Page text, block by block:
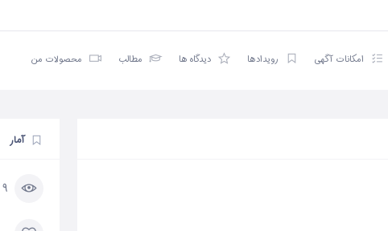
امکانات آگهی رویدادها دیدگاه ها مطالب محصولات من
آمار
9 بازدید